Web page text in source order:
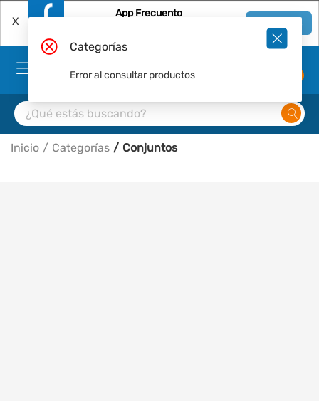
X
App Frecuento
Inicio Categorías Conjuntos
Categorías
Error al consultar productos